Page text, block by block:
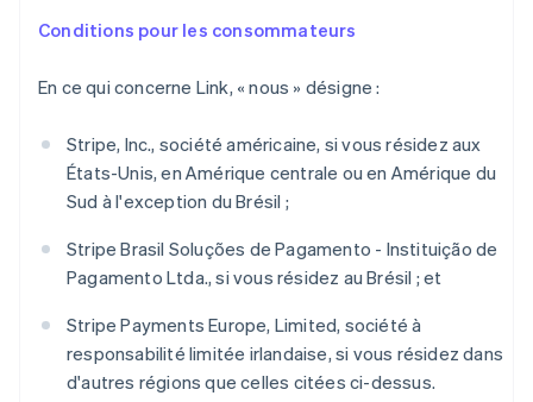
Conditions pour les consommateurs
En ce qui concerne Link, « nous » désigne :
Stripe, Inc., société américaine, si vous résidez aux
États-Unis, en Amérique centrale ou en Amérique du
Sud à l'exception du Brésil ;
Stripe Brasil Soluções de Pagamento - Instituição de
Pagamento Ltda., si vous résidez au Brésil ; et
Stripe Payments Europe, Limited, société à
responsabilité limitée irlandaise, si vous résidez dans
d'autres régions que celles citées ci-dessus.
Danemark
Émirats arabes unis
Espagne
Español English
Estonie
États-Unis
Finlande
France
FrançaisEnglish
Gibraltar